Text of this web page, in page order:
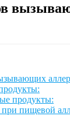
продукты:
пищевой